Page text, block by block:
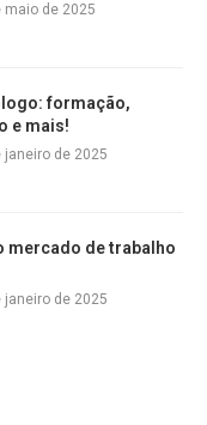
maio de 2025
formação,
e mais!
janeiro de 2025
mercado de trabalho
janeiro de 2025